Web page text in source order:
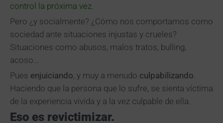
control la próxima vez.
Pero ¿y socialmente? ¿Cómo nos comportamos como
sociedad ante situaciones injustas y crueles?
Situaciones como abusos, malos tratos, bulling,
acoso…
Pues enjuiciando, y muy a menudo culpabilizando
Haciendo que la persona que lo sufre, se sienta víctima
de la experiencia vivida y a la vez culpable de ella.
Eso es revictimizar.